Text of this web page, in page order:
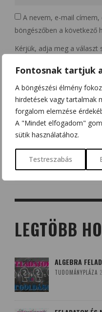
Fontosnak tartjuk
A böngészési élmény
hirdetések vagy tartalmak
forgalom elemzése
A "Mindet elfogadom"
sütik használatához.
Testreszabás
A nevem, e-mail
böngészőben a következő
Kérjük, adja meg a választ
egy × négy =
Search
LEGTÖBB
ALGEBRA
TUDOMÁNYPLÁZA